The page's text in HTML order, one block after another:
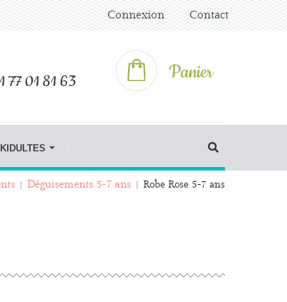
Connexion Contact
77 01 81 63 Panier
KIDULTES
Déguisements 5-7 ans Robe Rose 5-7 ans